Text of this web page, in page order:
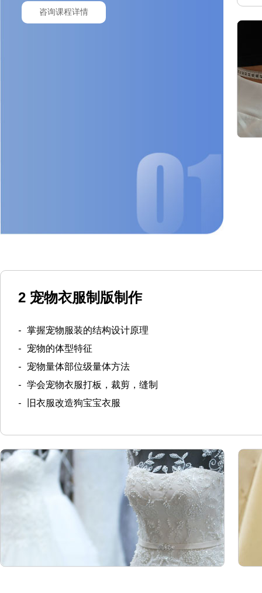
咨询课程详情
2 宠物衣服制版制作
- 掌握宠物服装的结构设计原理
-
宠物的体型特征
-
宠物量体部位级量体方法
- 学会宠物衣服打板，裁剪，缝制
-
旧衣服改造狗宝宝衣服